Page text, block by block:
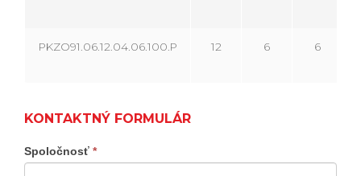
PKZO91.06.12.04.06.100.P 12 6 6
KONTAKTNÝ FORMULÁR
Kontaktný
formulár
Spoločnosť *